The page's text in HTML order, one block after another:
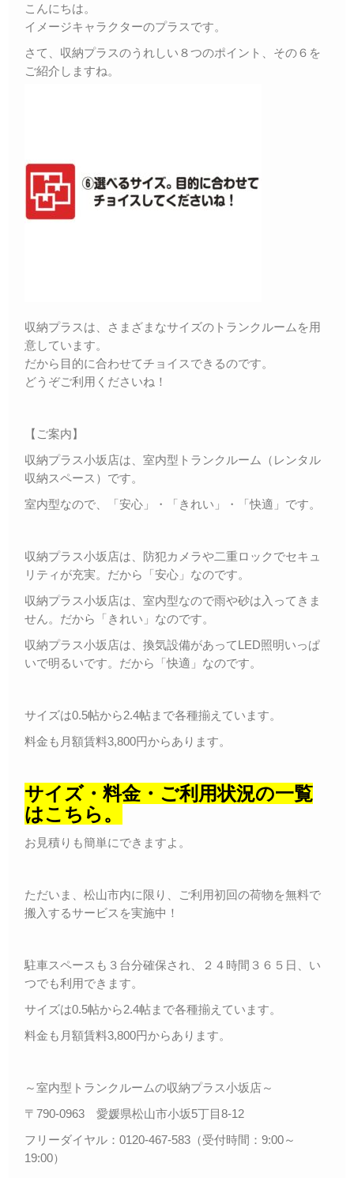
こんにちは。
イメージキャラクターのプラスです。
さて、収納プラスのうれしい８つのポイント、その６を
ご紹介しますね。
収納プラスは、さまざまなサイズのトランクルームを用
意しています。
だから目的に合わせてチョイスできるのです。
どうぞご利用くださいね！
【ご案内】
収納プラス小坂店は、室内型トランクルーム（レンタル
収納スペース）です。
室内型なので、「安心」・「きれい」・「快適」です。
収納プラス小坂店は、防犯カメラや二重ロックでセキュ
リティが充実。だから「安心」なのです。
収納プラス小坂店は、室内型なので雨や砂は入ってきま
せん。だから「きれい」なのです。
収納プラス小坂店は、換気設備があってLED照明いっぱ
いで明るいです。だから「快適」なのです。
サイズは0.5帖から2.4帖まで各種揃えています。
料金も月額賃料3,800円からあります。
サイズ・料金・ご利用状況の一覧
はこちら。
お見積りも簡単にできますよ。
ただいま、松山市内に限り、ご利用初回の荷物を無料で
搬入するサービスを実施中！
駐車スペースも３台分確保され、２４時間３６５日、い
つでも利用できます。
サイズは0.5帖から2.4帖まで各種揃えています。
料金も月額賃料3,800円からあります。
～室内型トランクルームの収納プラス小坂店～
〒790-0963 愛媛県松山市小坂5丁目8-12
フリーダイヤル：0120-467-583（受付時間：9:00～
19:00）